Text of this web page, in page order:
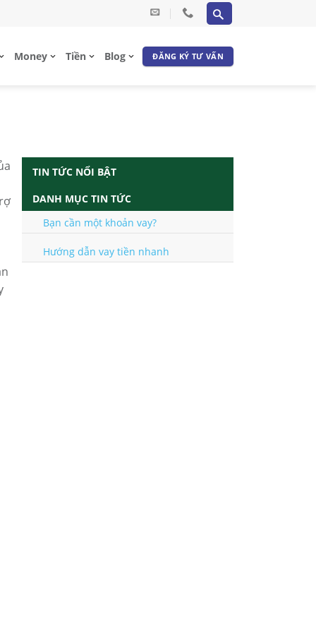
Money Tiền Blog ĐĂNG KÝ TƯ VẤN
TIN TỨC NỔI BẬT
DANH MỤC TIN TỨC
Bạn cần một khoản vay?
Hướng dẫn vay tiền nhanh